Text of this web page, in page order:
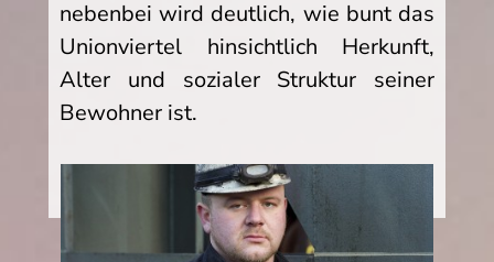
nebenbei wird deutlich, wie bunt das
Unionviertel hinsichtlich Herkunft,
Alter und sozialer Struktur seiner
Bewohner ist.